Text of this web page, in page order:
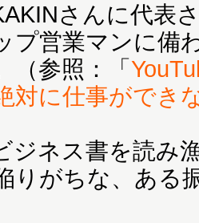
さんに代表
プ営業マンに備
（参照：「
対に仕事ができ
ネス書を読み
りがちな、ある